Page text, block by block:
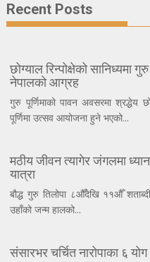
Recent Posts
छोग्याल रिन्पोक्षेको सानिध्यमा
नेपालको आग्रह
गुरु पूर्णिमाको पावन अवसरमा श्रद्धेय
पूर्णिमा उत्सव आयोजना हुने भएको...
मठीय जीवन त्यागेर जंगलमा
यात्रा
बौद्ध गुरु तिलोपा ८औँदेखि ११औँ
उहाँको जन्म हालको...
संसारभर चर्चित नारोपाका ६